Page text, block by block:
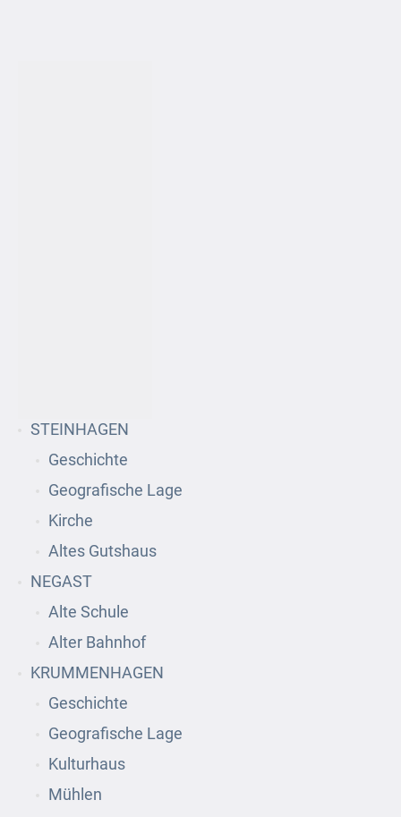
STEINHAGEN
Geschichte
Geografische Lage
Kirche
Altes Gutshaus
NEGAST
Alte Schule
Alter Bahnhof
KRUMMENHAGEN
Geschichte
Geografische Lage
Kulturhaus
Mühlen